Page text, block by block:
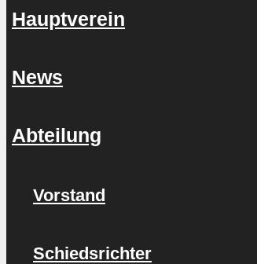
Hauptverein
News
Abteilung
Vorstand
Schiedsrichter